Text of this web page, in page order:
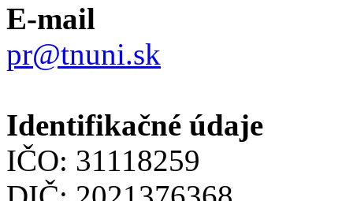
E-mail
pr@tnuni.sk
Identifikačné údaje
IČO: 31118259